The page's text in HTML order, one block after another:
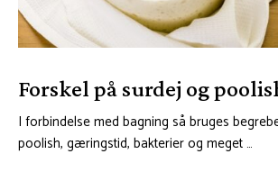
Forskel på surdej og
I forbindelse med bagning så bruges
poolish, gæringstid, bakterier og meget …